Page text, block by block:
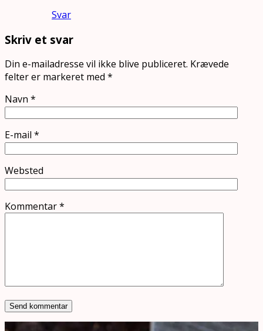
Svar
Skriv et svar
Din e-mailadresse vil ikke blive publiceret. Krævede
felter er markeret med *
Navn *
E-mail *
Websted
Kommentar*